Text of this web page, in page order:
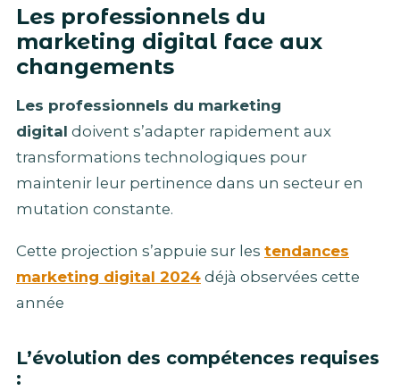
Les professionnels du
marketing digital face aux
changements
Les professionnels du marketing
digital doivent s’adapter rapidement aux
transformations technologiques pour
maintenir leur pertinence dans un secteur en
mutation constante.
Cette projection s’appuie sur les tendances
marketing digital 2024 déjà observées cette
année
L’évolution des compétences requises
: